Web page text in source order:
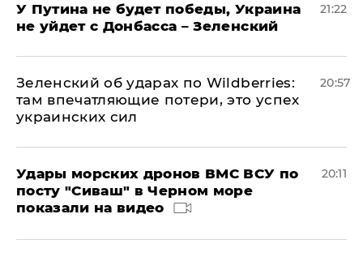
У Путина не будет победы, Украина
не уйдет с Донбасса – Зеленский
21:22
Зеленский об ударах по Wildberries:
там впечатляющие потери, это успех
украинских сил
20:57
Удары морских дронов ВМС ВСУ по
посту "Сиваш" в Черном море
показали на видео
20:11